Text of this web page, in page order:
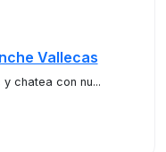
Vallecas
chatea con nu...